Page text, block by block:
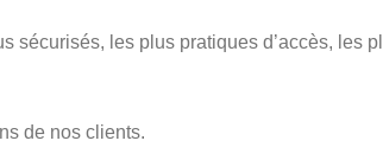
sécurisés, les plus pratiques d’accès, les
de nos clients.